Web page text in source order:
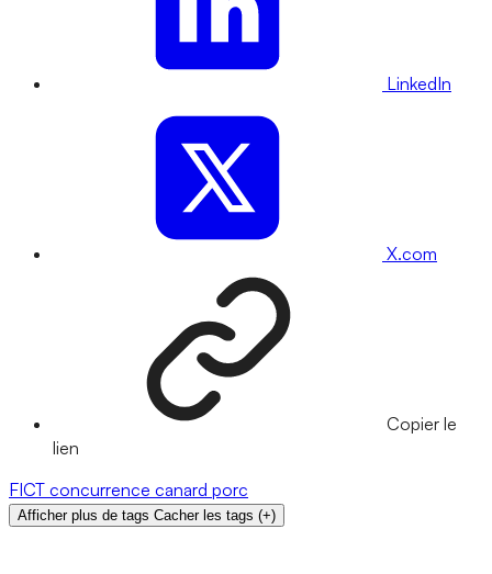
LinkedIn
X.com
Copier le
lien
FICT concurrence canard porc
Afficher plus de tags Cacher les tags (+)